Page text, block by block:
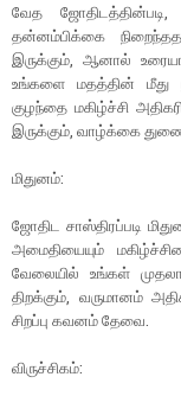
வேத ஜோதிடத்தின்படி,
தன்னம்பிக்கை
இருக்கும், ஆனால்
உங்களை மதத்தின் மீது
குழந்தை மகிழ்ச்சி
இருக்கும், வாழ்க்கை
மிதுனம்:
ஜோதிட சாஸ்திரப்படி
அமைதியையும்
வேலையில் உங்கள்
திறக்கும், வருமானம்
சிறப்பு கவனம் தேவை.
விருச்சிகம்: